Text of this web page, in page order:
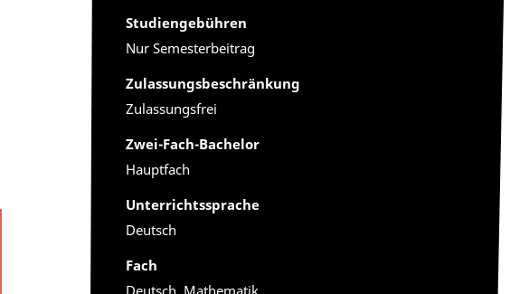
Studiengebühren
Nur Semesterbeitrag
Zulassungsbeschränkung
Zulassungsfrei
Zwei-Fach-Bachelor
Hauptfach
Unterrichtssprache
Deutsch
Fach